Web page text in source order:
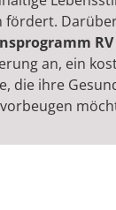
fördert.
an, ein
die ihre